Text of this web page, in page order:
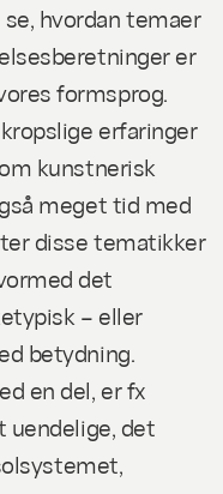
hvordan temaer
er
formsprog.
erfaringer
kunstnerisk
meget tid med
disse tematikker
det
– eller
betydning.
en del, er fx
uendelige, det